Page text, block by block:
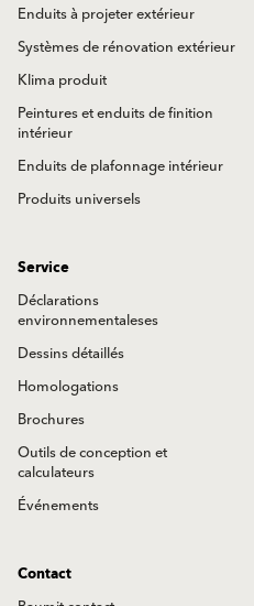
Enduits à projeter extérieur
Systèmes de rénovation extérieur
Klima produit
Peintures et enduits de finition
intérieur
Enduits de plafonnage intérieur
Produits universels
Service
Déclarations
environnementaleses
Dessins détaillés
Homologations
Brochures
Outils de conception et
calculateurs
Événements
Contact